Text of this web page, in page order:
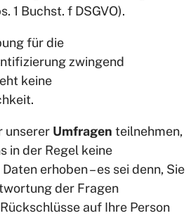
1 Buchst. f DSGVO).
für die
zwingend
keine
unserer Umfragen teilnehmen,
in der Regel keine
erhoben – es sei denn, Sie
der Fragen
auf Ihre Person